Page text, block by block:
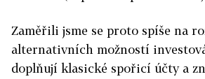
Zaměřili jsme se proto spíše na
alternativních možností
doplňují klasické spořicí účty a